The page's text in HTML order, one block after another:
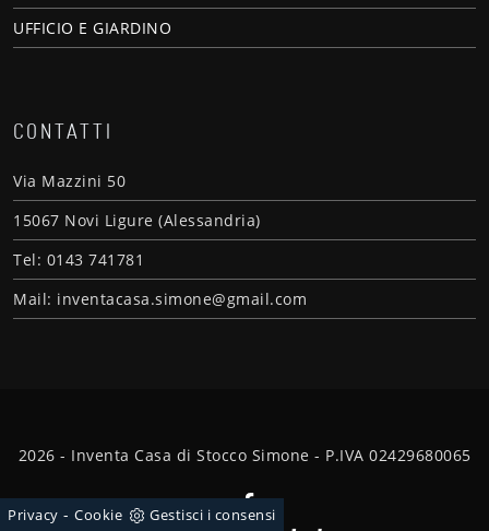
UFFICIO E GIARDINO
CONTATTI
Via Mazzini 50
15067 Novi Ligure (Alessandria)
Tel: 0143 741781
Mail: inventacasa.simone@gmail.com
2026 - Inventa Casa di Stocco Simone - P.IVA 02429680065
Privacy - Cookie Gestisci i consensi